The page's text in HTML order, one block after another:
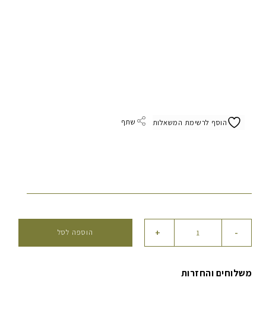
הוסף לרשימת המשאלות שתף
-
הזנה
+ הוספה לסל
משלוחים והחזרות